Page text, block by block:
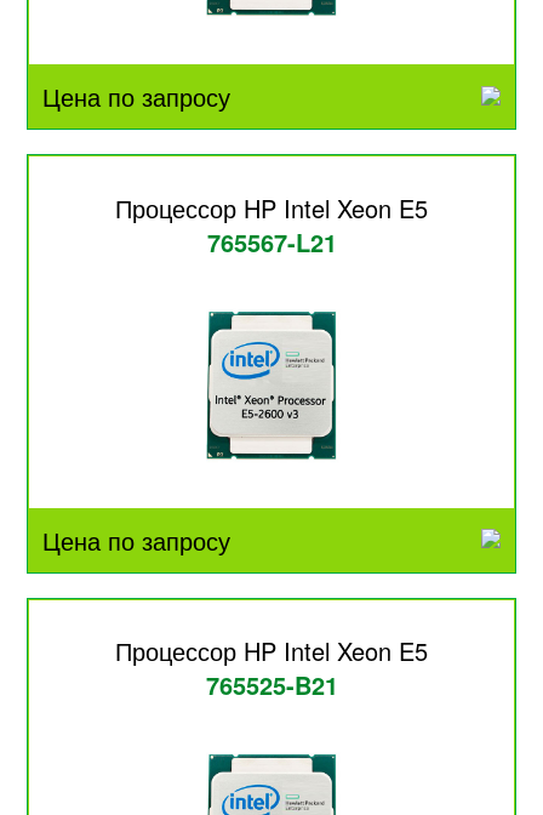
Цена по запросу
Процессор HP Intel Xeon E5
765567-L21
Цена по запросу
Процессор HP Intel Xeon E5
765525-B21